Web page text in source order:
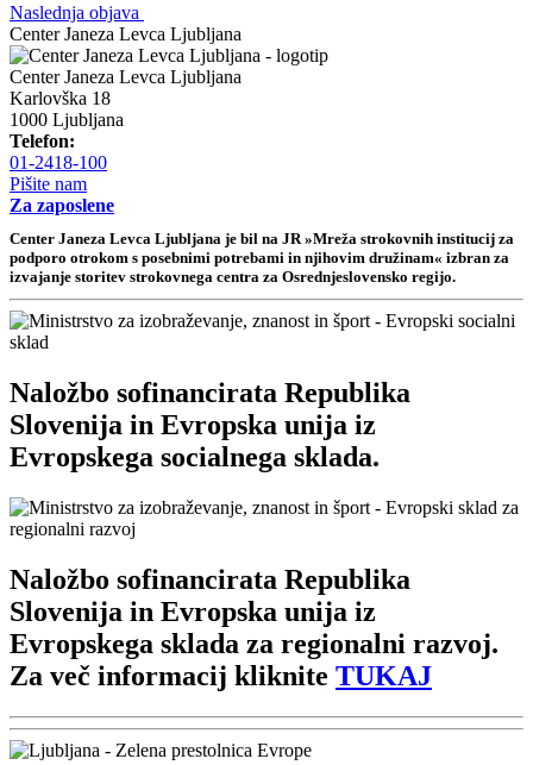
Naslednja objava
Center Janeza Levca Ljubljana
Center Janeza Levca Ljubljana
Karlovška 18
1000 Ljubljana
Telefon:
01-2418-100
Pišite nam
Za zaposlene
Center Janeza Levca Ljubljana je bil na JR »Mreža strokovnih institucij za
podporo otrokom s posebnimi potrebami in njihovim družinam« izbran za
izvajanje storitev strokovnega centra za Osrednjeslovensko regijo.
Naložbo sofinancirata Republika
Slovenija in Evropska unija iz
Evropskega socialnega sklada.
Naložbo sofinancirata Republika
Slovenija in Evropska unija iz
Evropskega sklada za regionalni razvoj.
Za več informacij kliknite TUKAJ